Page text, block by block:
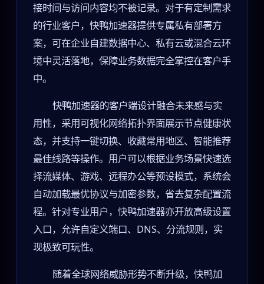
接时间与访问内容均不被记录。对于有定制需求
的行业客户，快鸭加速器提供专属私有部署方
案，可在企业自建数据中心、私有云或混合云环
境中灵活落地，保障业务数据完全掌控在客户手
中。
快鸭加速器的客户端设计融合未来感与实
用性，采用可视化网络拓扑界面展示节点健康状
态，并支持一键切换、收藏常用地区、智能推荐
最佳线路等操作。用户可以根据业务场景快速选
择流媒体、游戏、远程办公等预设模式，系统会
自动加载最优协议与加密参数，省去复杂配置流
程。针对专业用户，快鸭加速器亦开放高级设置
入口，允许自定义端口、DNS、分流规则，实
现极致可玩性。
随着全球网络威胁形势不断升级，快鸭加